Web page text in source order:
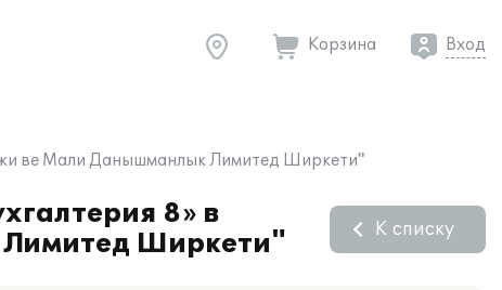
Корзина Вход
ве Мали Данышманлык Лимитед Ширкети"
8» в
Ширкети"
К списку